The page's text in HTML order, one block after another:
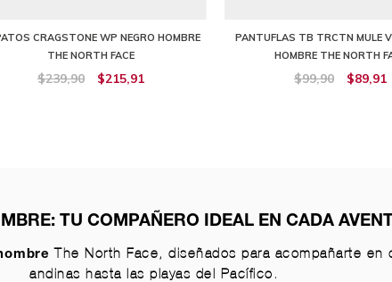
CRAGSTONE WP NEGRO HOMBRE
THE NORTH FACE
$239,90 $215,91
PANTUFLAS TB TRCTN MULE
HOMBRE THE NORTH
$99,90 $89,91
TU COMPAÑERO IDEAL EN CADA
The North Face, diseñados para acompañarte
andinas hasta las playas del Pacífico.